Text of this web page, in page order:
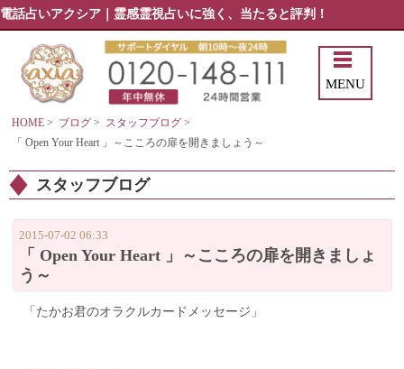
電話占いアクシア｜霊感霊視占いに強く、当たると評判！
MENU
HOME > ブログ > スタッフブログ >
「 Open Your Heart 」～こころの扉を開きましょう～
スタッフブログ
2015-07-02 06:33
「 Open Your Heart 」～こころの扉を開きましょ
う～
「たかお君のオラクルカードメッセージ」